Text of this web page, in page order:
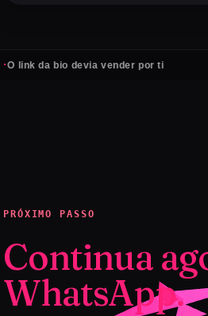
bio devia vender por ti
PRÓXIMO PASSO
Continua
WhatsApp.